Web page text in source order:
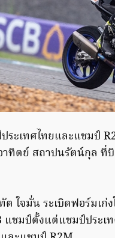
ระเทศไทยและแชมป์
ทิตย์ สถาปนรัตน์กุล ที่
ใจมั่น ระเบิดฟอร์มเก่
แชมป์ตั้งแต่แชมป์ประเ